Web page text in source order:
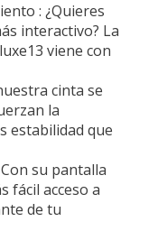
: ¿Quieres
interactivo? La
viene con
cinta se
la
estabilidad que
su pantalla
fácil acceso a
de tu